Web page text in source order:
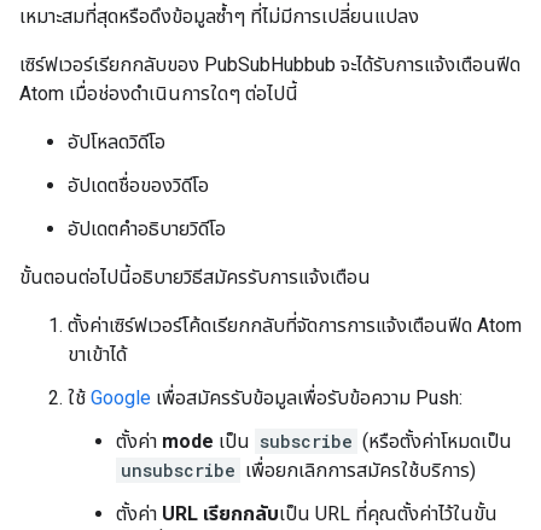
เหมาะสมที่สุดหรือดึงข้อมูลซ้ำๆ ที่ไม่มีการเปลี่ยนแปลง
เซิร์ฟเวอร์เรียกกลับของ PubSubHubbub จะได้รับการแจ้งเตือนฟีด
Atom เมื่อช่องดำเนินการใดๆ ต่อไปนี้
อัปโหลดวิดีโอ
อัปเดตชื่อของวิดีโอ
อัปเดตคำอธิบายวิดีโอ
ขั้นตอนต่อไปนี้อธิบายวิธีสมัครรับการแจ้งเตือน
ตั้งค่าเซิร์ฟเวอร์โค้ดเรียกกลับที่จัดการการแจ้งเตือนฟีด Atom
ขาเข้าได้
ใช้ Google เพื่อสมัครรับข้อมูลเพื่อรับข้อความ Push:
ตั้งค่า mode เป็น subscribe (หรือตั้งค่าโหมดเป็น
unsubscribe เพื่อยกเลิกการสมัครใช้บริการ)
ตั้งค่า URL เรียกกลับเป็น URL ที่คุณตั้งค่าไว้ในขั้น